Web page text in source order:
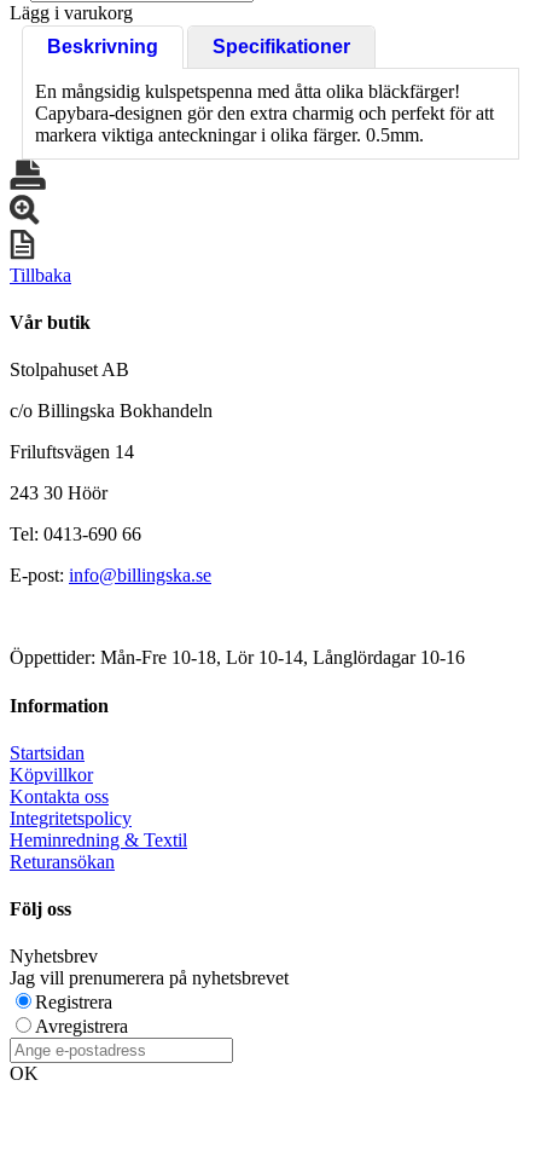
Lägg i varukorg
Beskrivning
Specifikationer
En mångsidig kulspetspenna med åtta olika bläckfärger!
Capybara-designen gör den extra charmig och perfekt för att
markera viktiga anteckningar i olika färger. 0.5mm.
Tillbaka
Vår butik
Stolpahuset AB
c/o Billingska Bokhandeln
Friluftsvägen 14
243 30 Höör
Tel: 0413-690 66
E-post: info@billingska.se
Öppettider: Mån-Fre 10-18, Lör 10-14, Långlördagar 10-16
Information
Startsidan
Köpvillkor
Kontakta oss
Integritetspolicy
Heminredning & Textil
Returansökan
Följ oss
Nyhetsbrev
Jag vill prenumerera på nyhetsbrevet
Registrera
Avregistrera
OK